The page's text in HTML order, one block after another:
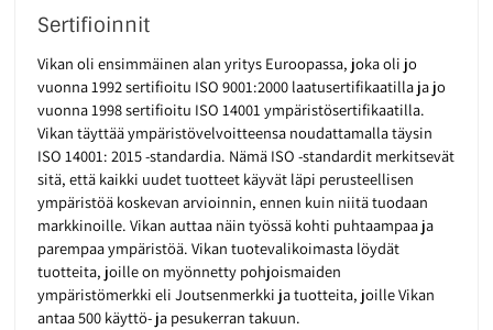
Sertifioinnit
Vikan oli ensimmäinen alan yritys Euroopassa, joka oli jo
vuonna 1992 sertifioitu ISO 9001:2000 laatusertifikaatilla ja jo
vuonna 1998 sertifioitu ISO 14001 ympäristösertifikaatilla.
Vikan täyttää ympäristövelvoitteensa noudattamalla täysin
ISO 14001: 2015 -standardia. Nämä ISO -standardit merkitsevät
sitä, että kaikki uudet tuotteet käyvät läpi perusteellisen
ympäristöä koskevan arvioinnin, ennen kuin niitä tuodaan
markkinoille. Vikan auttaa näin työssä kohti puhtaampaa ja
parempaa ympäristöä. Vikan tuotevalikoimasta löydät
tuotteita, joille on myönnetty pohjoismaiden
ympäristömerkki eli Joutsenmerkki ja tuotteita, joille Vikan
antaa 500 käyttö- ja pesukerran takuun.